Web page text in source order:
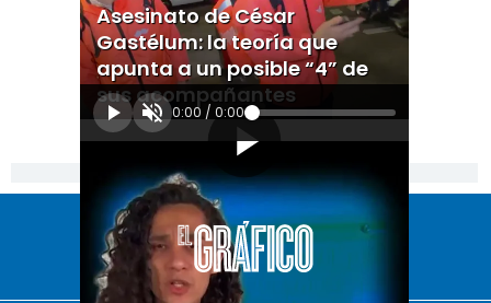
Asesinato de César
Gastélum: la teoría que
apunta a un posible “4” de
sus acompañantes
0:00 / 0:00
[Publicidad]